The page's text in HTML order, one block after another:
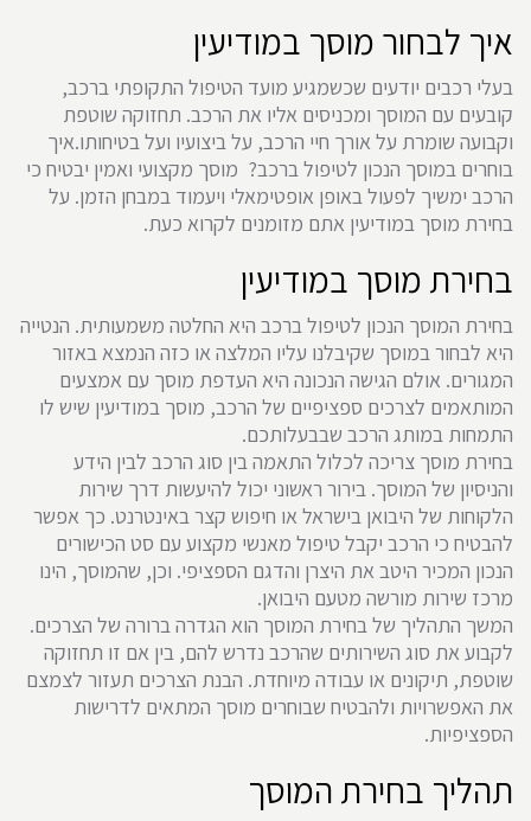
איך לבחור מוסך במודיעין
בעלי רכבים יודעים שכשמגיע מועד הטיפול התקופתי ברכב,
קובעים עם המוסך ומכניסים אליו את הרכב. תחזוקה שוטפת
וקבועה שומרת על אורך חיי הרכב, על ביצועיו ועל בטיחותו.איך
בוחרים במוסך הנכון לטיפול ברכב? מוסך מקצועי ואמין יבטיח כי
הרכב ימשיך לפעול באופן אופטימאלי ויעמוד במבחן הזמן. על
בחירת מוסך במודיעין אתם מזומנים לקרוא כעת.
בחירת מוסך במודיעין
בחירת המוסך הנכון לטיפול ברכב היא החלטה משמעותית. הנטייה
היא לבחור במוסך שקיבלנו עליו המלצה או כזה הנמצא באזור
המגורים. אולם הגישה הנכונה היא העדפת מוסך עם אמצעים
המותאמים לצרכים ספציפיים של הרכב, מוסך במודיעין שיש לו
התמחות במותג הרכב שבבעלותכם.
בחירת מוסך צריכה לכלול התאמה בין סוג הרכב לבין הידע
והניסיון של המוסך. בירור ראשוני יכול להיעשות דרך שירות
הלקוחות של היבואן בישראל או חיפוש קצר באינטרנט. כך אפשר
להבטיח כי הרכב יקבל טיפול מאנשי מקצוע עם סט הכישורים
הנכון המכיר היטב את היצרן והדגם הספציפי. וכן, שהמוסך, הינו
מרכז שירות מורשה מטעם היבואן.
המשך התהליך של בחירת המוסך הוא הגדרה ברורה של הצרכים.
לקבוע את סוג השירותים שהרכב נדרש להם, בין אם זו תחזוקה
שוטפת, תיקונים או עבודה מיוחדת. הבנת הצרכים תעזור לצמצם
את האפשרויות ולהבטיח שבוחרים מוסך המתאים לדרישות
הספציפיות.
תהליך בחירת המוסך